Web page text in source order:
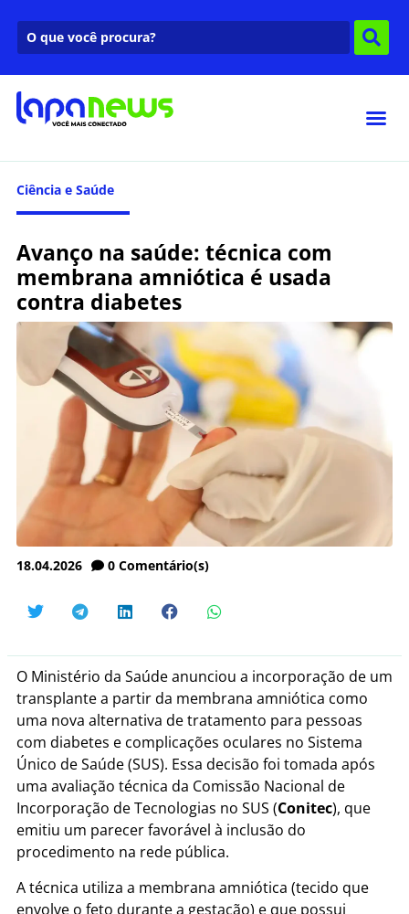
Ciência e Saúde
Avanço na saúde: técnica com
membrana amniótica é usada
contra diabetes
18.04.2026 0 Comentário(s)
O Ministério da Saúde anunciou a incorporação de um
transplante a partir da membrana amniótica como
uma nova alternativa de tratamento para pessoas
com diabetes e complicações oculares no Sistema
Único de Saúde (SUS). Essa decisão foi tomada após
uma avaliação técnica da Comissão Nacional de
Incorporação de Tecnologias no SUS (Conitec), que
emitiu um parecer favorável à inclusão do
procedimento na rede pública.
A técnica utiliza a membrana amniótica (tecido que
envolve o feto durante a gestação) e que possui